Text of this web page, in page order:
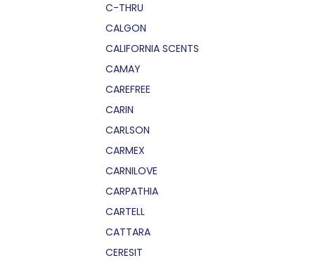
C-THRU
CALGON
CALIFORNIA SCENTS
CAMAY
CAREFREE
CARIN
CARLSON
CARMEX
CARNILOVE
CARPATHIA
CARTELL
CATTARA
CERESIT